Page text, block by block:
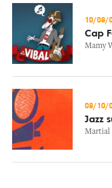
10/08/
Cap
Mamy
08/10/
Jazz
Martial